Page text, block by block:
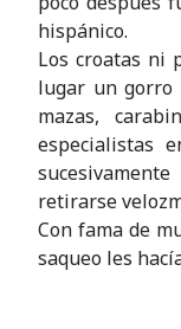
hispánico.
Los croatas ni
lugar un gorro
mazas,
especialistas
retirarse
Con fama de
saqueo les